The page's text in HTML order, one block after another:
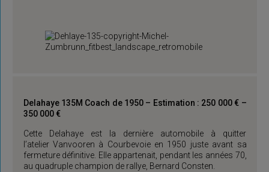
Delahaye 135M Coach de 1950 – Estimation : 250 000 € –
350 000 €
Cette Delahaye est la dernière automobile à quitter
l’atelier Vanvooren à Courbevoie en 1950 juste avant sa
fermeture définitive. Elle appartenait, pendant les années 70,
au quadruple champion de rallye, Bernard Consten.